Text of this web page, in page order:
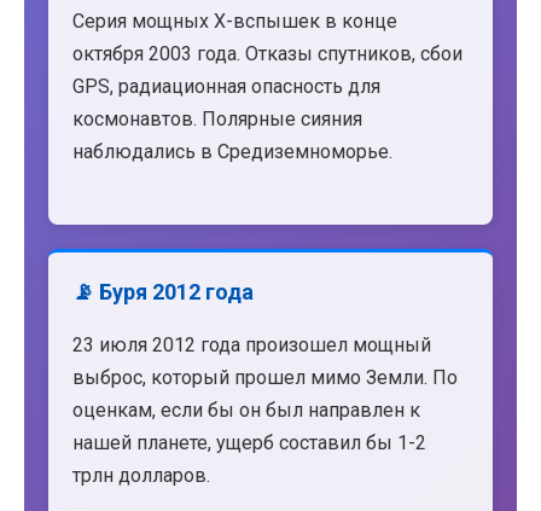
Серия мощных X-вспышек в конце
октября 2003 года. Отказы спутников, сбои
GPS, радиационная опасность для
космонавтов. Полярные сияния
наблюдались в Средиземноморье.
📡 Буря 2012 года
23 июля 2012 года произошел мощный
выброс, который прошел мимо Земли. По
оценкам, если бы он был направлен к
нашей планете, ущерб составил бы 1-2
трлн долларов.